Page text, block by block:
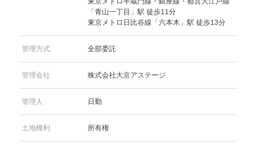
「青山一丁目」駅 徒歩11分
東京メトロ日比谷線「六本木」駅 徒歩13分
管理方式 全部委託
管理会社 株式会社大京アステージ
管理人 日勤
土地権利 所有権